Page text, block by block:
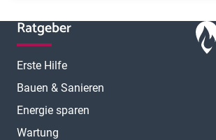
Ratgeber
Erste Hilfe
Bauen & Sanieren
Energie sparen
Wartung